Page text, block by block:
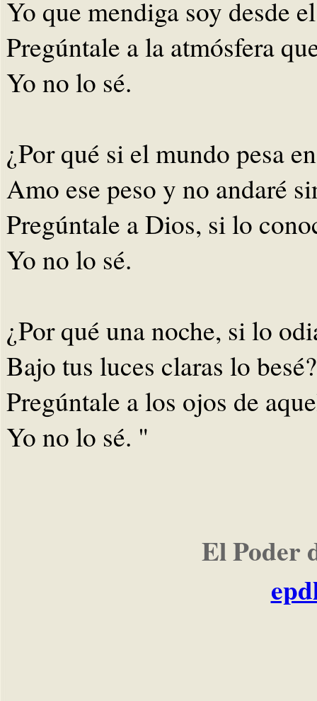
Yo que mendiga soy desde
Pregúntale a la atmósfera
Yo no lo sé.
¿Por qué si el mundo pesa
Amo ese peso y no andaré
Pregúntale a Dios, si lo
Yo no lo sé.
¿Por qué una noche, si lo
Bajo tus luces claras lo besé?
Pregúntale a los ojos de
Yo no lo sé. "
El Poder